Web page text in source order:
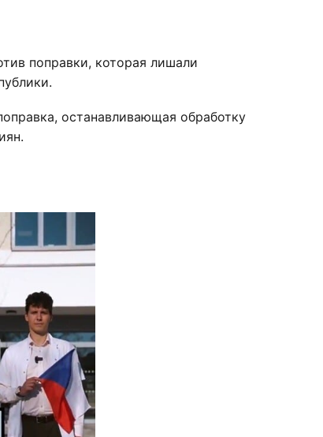
поправки, которая лишали
останавливающая обработку